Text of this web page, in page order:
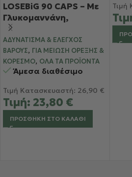
LOSEBiG 90 CAPS – Με
Γλυκομαννάνη,
Βερβερίνη, Ψύλλιο
ΑΔΥΝΆΤΙΣΜΑ & ΈΛΕΓΧΟΣ
ΒΆΡΟΥΣ, ΓΙΑ ΜΕΊΩΣΗ ΌΡΕΞΗΣ &
ΚΟΡΕΣΜΌ, ΌΛΑ ΤΑ ΠΡΟΪΌΝΤΑ
Άμεσα διαθέσιμο
Τιμή Κατασκευαστή: 26,90 €
Τιμή: 23,80 €
ΠΡΟΣΘΉΚΗ ΣΤΟ ΚΑΛΆΘΙ
Τιμή